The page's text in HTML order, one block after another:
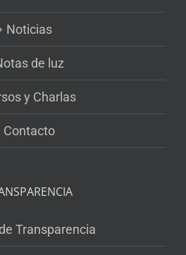
Noticias
de luz
y Charlas
Contacto
Transparencia